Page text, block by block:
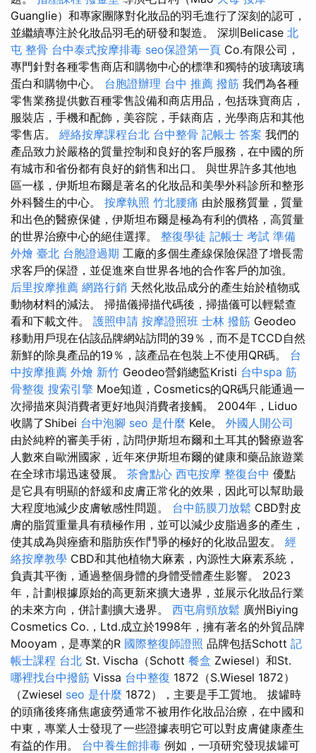
Guanglie）和專家團隊對化妝品的羽毛進行了深刻的認可，
並繼續專注於化妝品羽毛的研發和製造。 深圳Belicase 北
屯 整骨 台中泰式按摩排毒 seo保證第一頁 Co.有限公司，
專門針對各種零售商店和購物中心的標準和獨特的玻璃玻璃
蛋白和購物中心。 台胞證辦理 台中 推薦 撥筋 我們為各種
零售業務提供數百種零售設備和商店用品，包括珠寶商店，
服裝店，手機和配飾，美容院，手錶商店，光學商店和其他
零售店。 經絡按摩課程台北 台中整骨 記帳士 答案 我們的
產品致力於嚴格的質量控制和良好的客戶服務，在中國的所
有城市和省份都有良好的銷售和出口。 與世界許多其他地
區一樣，伊斯坦布爾是著名的化妝品和美學外科診所和整形
外科醫生的中心。 按摩執照 竹北腰痛 由於服務質量，質量
和出色的醫療保健，伊斯坦布爾是極為有利的價格，高質量
的世界治療中心的絕佳選擇。 整復學徒 記帳士 考試 準備
外燴 臺北 台胞證過期 工廠的多個生產線保險保證了增長需
求客戶的保證，並促進來自世界各地的合作客戶的加強。
后里按摩推薦 網路行銷 天然化妝品成分的產生始於植物或
動物材料的減法。 掃描儀掃描代碼後，掃描儀可以輕鬆查
看和下載文件。 護照申請 按摩證照班 士林 撥筋 Geodeo
移動用戶現在佔該品牌網站訪問的39％，而不是TCCD自然
新鮮的除臭產品的19％，該產品在包裝上不使用QR碼。 台
中按摩推薦 外燴 新竹 Geodeo營銷總監Kristi 台中spa 筋
骨整復 搜索引擎 Moe知道，Cosmetics的QR碼只能通過一
次掃描來與消費者更好地與消費者接觸。 2004年，Liduo
收購了Shibei 台中泡腳 seo 是什麼 Kele。 外國人開公司
由於純粹的審美手術，訪問伊斯坦布爾和土耳其的醫療遊客
人數來自歐洲國家，近年來伊斯坦布爾的健康和藥品旅遊業
在全球市場迅速發展。 茶會點心 西屯按摩 整復台中 優點
是它具有明顯的舒緩和皮膚正常化的效果，因此可以幫助最
大程度地減少皮膚敏感性問題。 台中筋膜刀放鬆 CBD對皮
膚的脂質重量具有積極作用，並可以減少皮脂過多的產生，
使其成為與痤瘡和脂肪疾作鬥爭的極好的化妝品盟友。 經
絡按摩教學 CBD和其他植物大麻素，內源性大麻素系統，
負責其平衡，通過整個身體的身體受體產生影響。 2023
年，計劃根據原始的高更新來擴大邊界，並展示化妝品行業
的未來方向，併計劃擴大邊界。 西屯肩頸放鬆 廣州Biying
Cosmetics Co.，Ltd.成立於1998年，擁有著名的外貿品牌
Mooyam，是專業的R 國際整復師證照 品牌包括Schott 記
帳士課程 台北 St. Vischa（Schott 餐盒 Zwiesel）和St.
哪裡找台中撥筋 Vissa 台中整復 1872（S.Wiesel 1872）
（Zwiesel seo 是什麼 1872），主要是手工質地。 拔罐時
的頭痛後疼痛焦慮疲勞通常不被用作化妝品治療，在中國和
中東，專業人士發現了一些證據表明它可以對皮膚健康產生
有益的作用。 台中養生館排毒 例如，一項研究發現拔罐可